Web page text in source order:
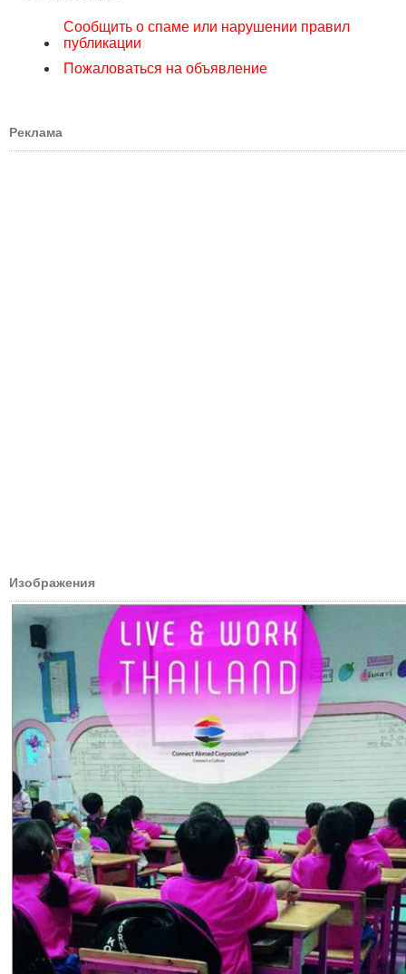
Сообщить о спаме или нарушении правил
публикации
Пожаловаться на объявление
Реклама
Изображения